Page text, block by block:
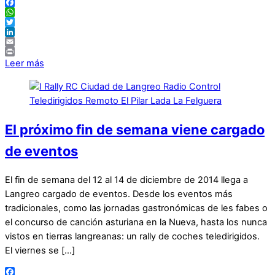
Facebook
WhatsApp
Twitter
LinkedIn
Email
Print
Leer más
El próximo fin de semana viene cargado
de eventos
El fin de semana del 12 al 14 de diciembre de 2014 llega a
Langreo cargado de eventos. Desde los eventos más
tradicionales, como las jornadas gastronómicas de les fabes o
el concurso de canción asturiana en la Nueva, hasta los nunca
vistos en tierras langreanas: un rally de coches teledirigidos.
El viernes se […]